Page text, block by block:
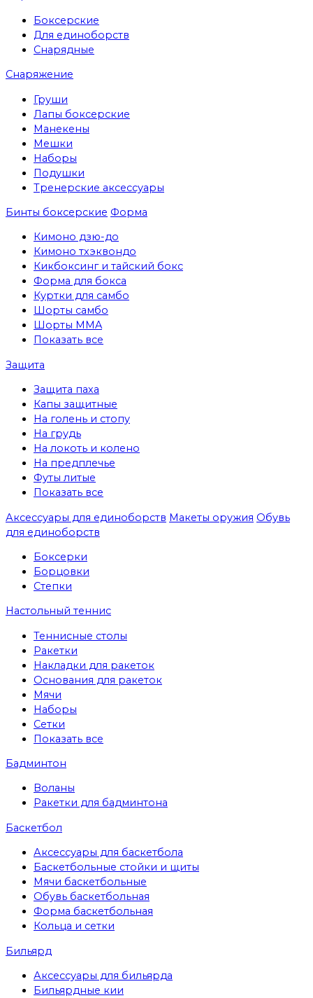
Боксерские
Для единоборств
Снарядные
Снаряжение
Груши
Лапы боксерские
Манекены
Мешки
Наборы
Подушки
Тренерские аксессуары
Бинты боксерские Форма
Кимоно дзю-до
Кимоно тхэквондо
Кикбоксинг и тайский бокс
Форма для бокса
Куртки для самбо
Шорты самбо
Шорты MMA
Показать все
Защита
Защита паха
Капы защитные
На голень и стопу
На грудь
На локоть и колено
На предплечье
Футы литые
Показать все
Аксессуары для единоборств Макеты оружия Обувь
для единоборств
Боксерки
Борцовки
Степки
Настольный теннис
Теннисные столы
Ракетки
Накладки для ракеток
Основания для ракеток
Мячи
Наборы
Сетки
Показать все
Бадминтон
Воланы
Ракетки для бадминтона
Баскетбол
Аксессуары для баскетбола
Баскетбольные стойки и щиты
Мячи баскетбольные
Обувь баскетбольная
Форма баскетбольная
Кольца и сетки
Бильярд
Аксессуары для бильярда
Бильярдные кии